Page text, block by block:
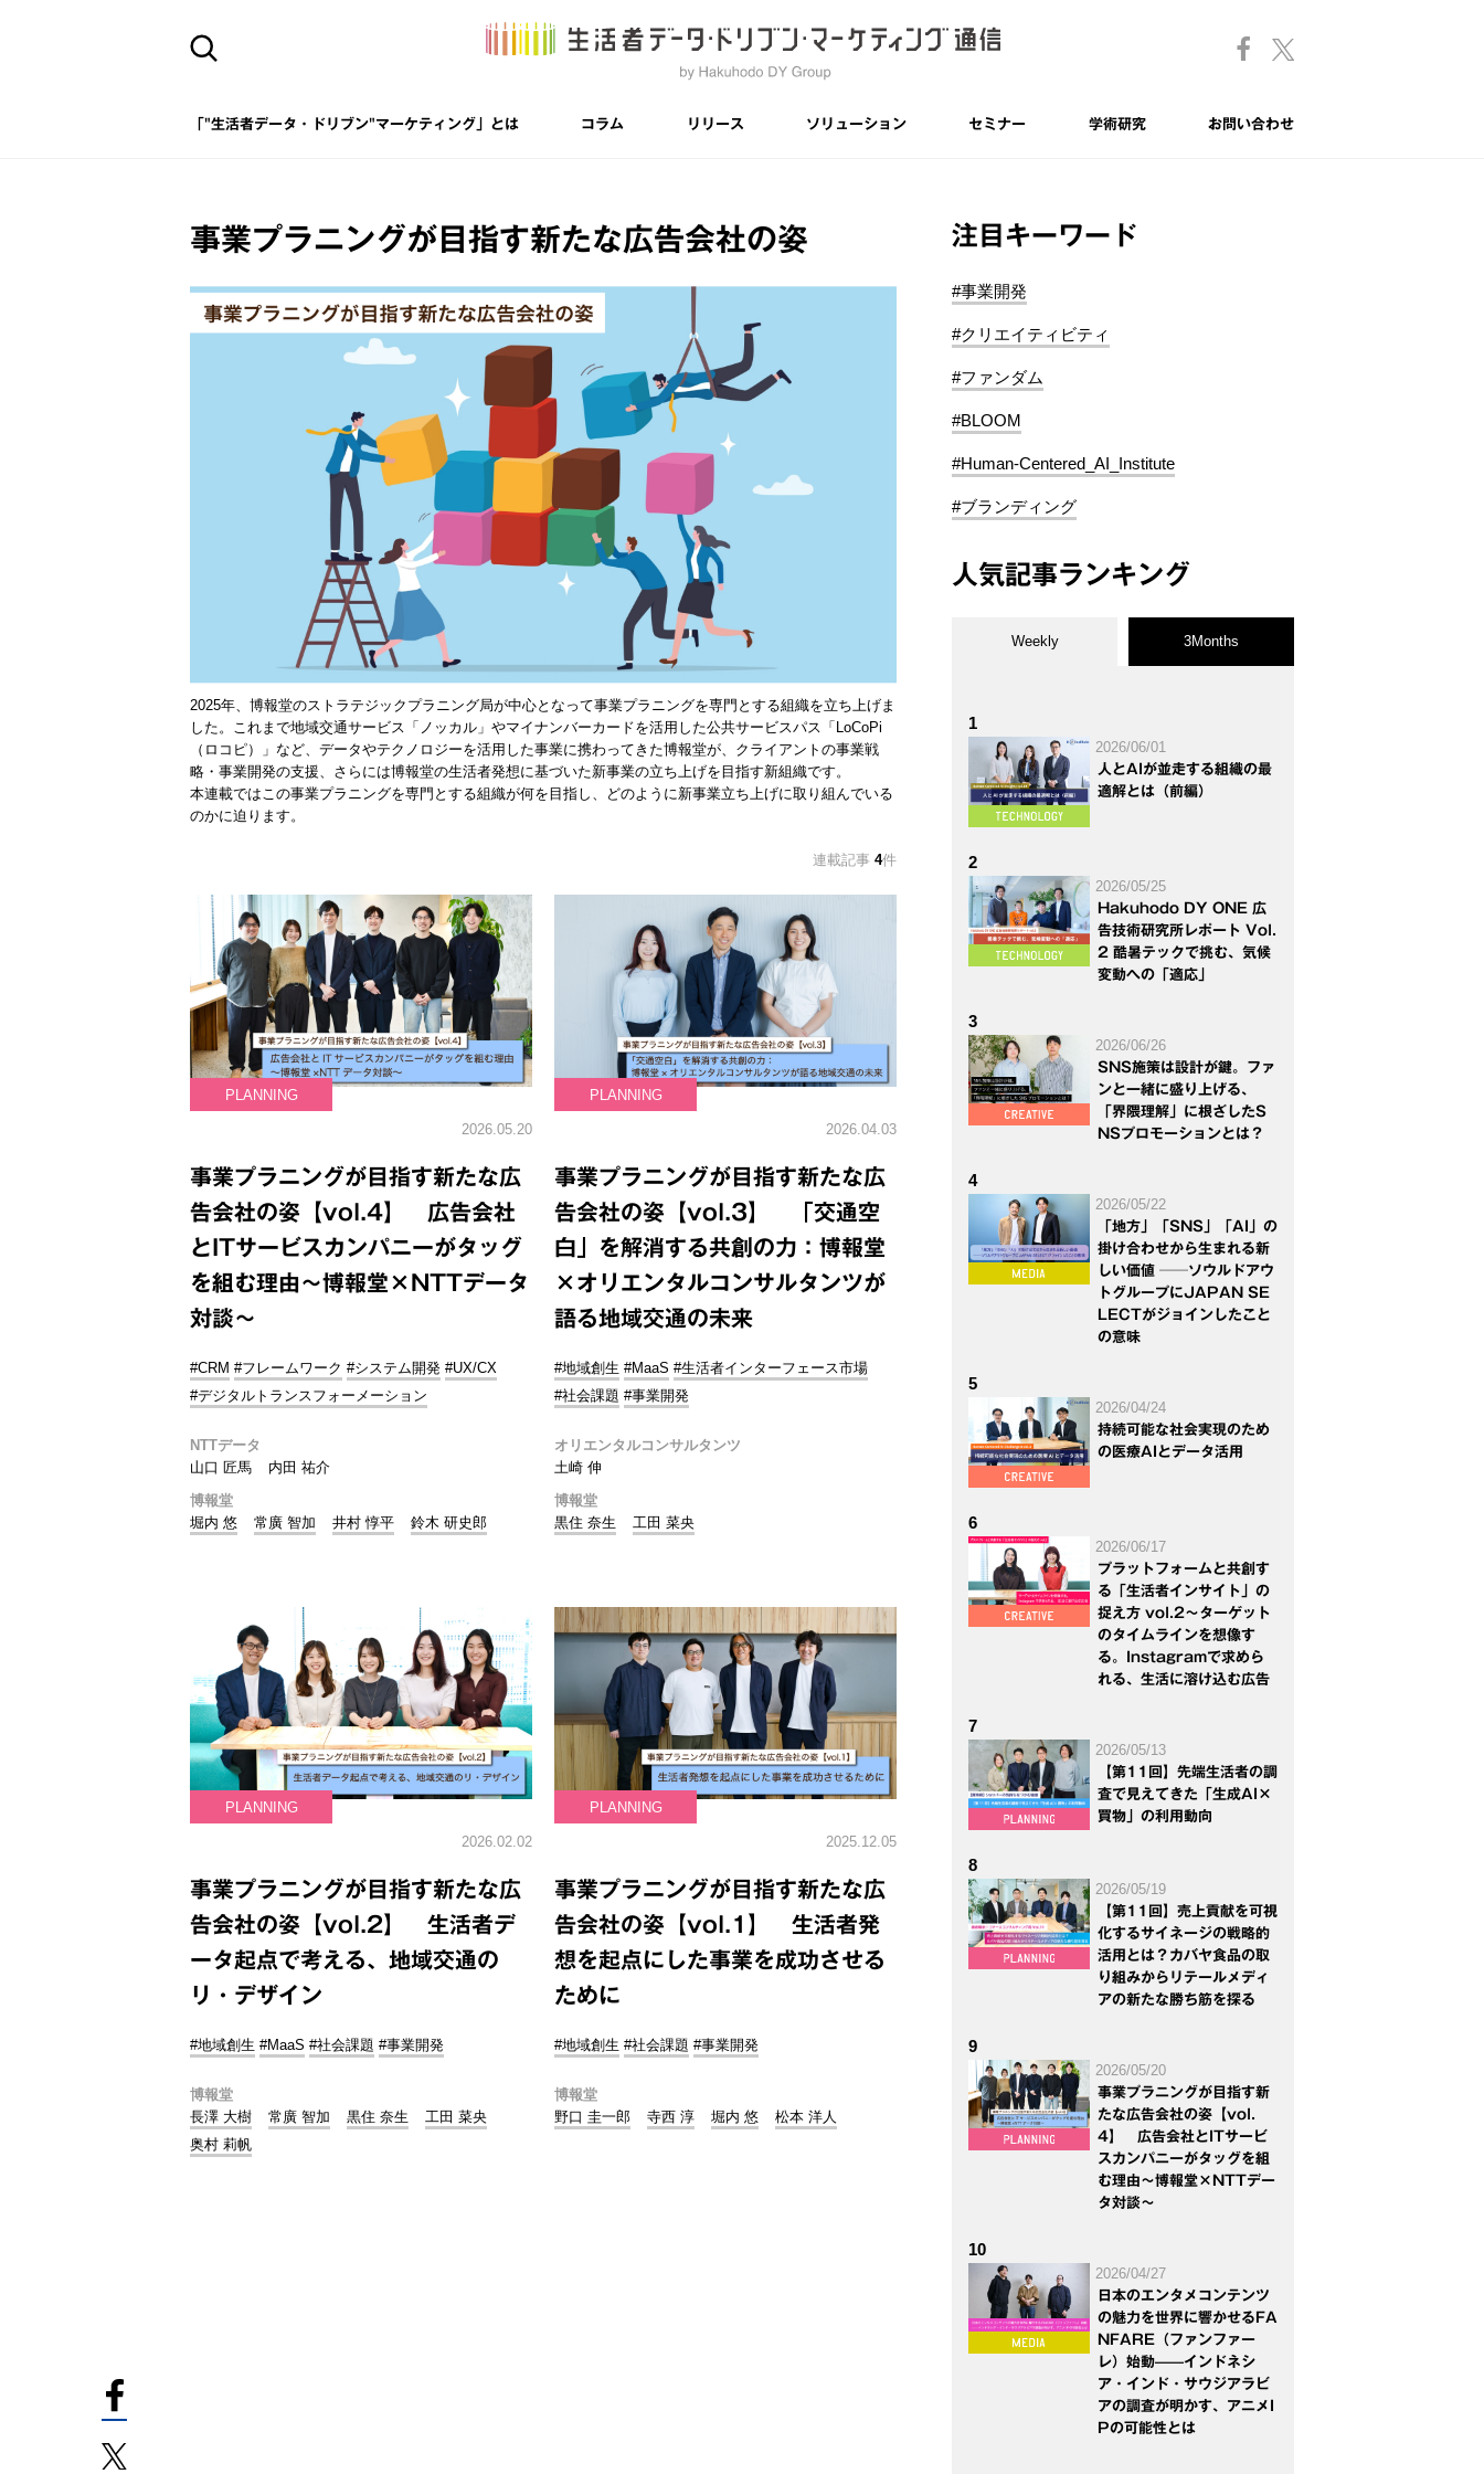
「"生活者データ・ドリブン"マーケティング」とは コラム リリース ソリューション セミナー 学術研究 お問い合わせ
事業プラニングが目指す新たな広告会社の姿
2025年、博報堂のストラテジックプラニング局が中心となって事業プラニングを専門とする組織を立ち上げま
した。これまで地域交通サービス「ノッカル」やマイナンバーカードを活用した公共サービスパス「LoCoPi
（ロコピ）」など、データやテクノロジーを活用した事業に携わってきた博報堂が、クライアントの事業戦
略・事業開発の支援、さらには博報堂の生活者発想に基づいた新事業の立ち上げを目指す新組織です。
本連載ではこの事業プラニングを専門とする組織が何を目指し、どのように新事業立ち上げに取り組んでいる
のかに迫ります。
連載記事 4件
PLANNING
2026.05.20
事業プラニングが目指す新たな広
告会社の姿【vol.4】 広告会社
とITサービスカンパニーがタッグ
を組む理由～博報堂×NTTデータ
対談～
#CRM #フレームワーク #システム開発 #UX/CX
#デジタルトランスフォーメーション
NTTデータ
山口 匠馬
内田 祐介
博報堂
堀内 悠
常廣 智加 井村 惇平 鈴木 研史郎
PLANNING
2026.04.03
事業プラニングが目指す新たな広
告会社の姿【vol.3】 「交通空
白」を解消する共創の力：博報堂
×オリエンタルコンサルタンツが
語る地域交通の未来
#地域創生 #MaaS #生活者インターフェース市場
#社会課題 #事業開発
オリエンタルコンサルタンツ
土崎 伸
博報堂
黒住 奈生
工田 菜央
PLANNING
2026.02.02
事業プラニングが目指す新たな広
告会社の姿【vol.2】 生活者デ
ータ起点で考える、地域交通の
リ・デザイン
#地域創生 #MaaS #社会課題 #事業開発
博報堂
長澤 大樹
常廣 智加 黒住 奈生
工田 菜央
奥村 莉帆
PLANNING
2025.12.05
事業プラニングが目指す新たな広
告会社の姿【vol.1】 生活者発
想を起点にした事業を成功させる
ために
#地域創生 #社会課題 #事業開発
博報堂
野口 圭一郎
寺西 淳 堀内 悠 松本 洋人
注目キーワード
#事業開発
#クリエイティビティ
#ファンダム
#BLOOM
#Human-Centered_AI_Institute
#ブランディング
人気記事ランキング
Weekly 3Months
1
2026/06/01
人とAIが並走する組織の最
適解とは（前編）
2
2026/05/25
Hakuhodo DY ONE 広
告技術研究所レポート Vol.
2 酷暑テックで挑む、気候
変動への「適応」
3
2026/06/26
SNS施策は設計が鍵。ファ
ンと一緒に盛り上げる、
「界隈理解」に根ざしたS
NSプロモーションとは？
4
2026/05/22
「地方」「SNS」「AI」の
掛け合わせから生まれる新
しい価値 ──ソウルドアウ
トグループにJAPAN SE
LECTがジョインしたこと
の意味
5
2026/04/24
持続可能な社会実現のため
の医療AIとデータ活用
6
2026/06/17
プラットフォームと共創す
る「生活者インサイト」の
捉え方 vol.2～ターゲット
のタイムラインを想像す
る。Instagramで求めら
れる、生活に溶け込む広告
7
2026/05/13
【第11回】先端生活者の調
査で見えてきた「生成AI×
買物」の利用動向
8
2026/05/19
【第11回】売上貢献を可視
化するサイネージの戦略的
活用とは？カバヤ食品の取
り組みからリテールメディ
アの新たな勝ち筋を探る
9
2026/05/20
事業プラニングが目指す新
たな広告会社の姿【vol.
4】 広告会社とITサービ
スカンパニーがタッグを組
む理由～博報堂×NTTデー
タ対談～
10
2026/04/27
日本のエンタメコンテンツ
の魅力を世界に響かせるFA
NFARE（ファンファー
レ）始動——インドネシ
ア・インド・サウジアラビ
アの調査が明かす、アニメI
Pの可能性とは